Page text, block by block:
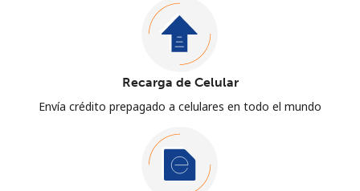
Recarga de Celular
Envía crédito prepagado a celulares en todo el mundo